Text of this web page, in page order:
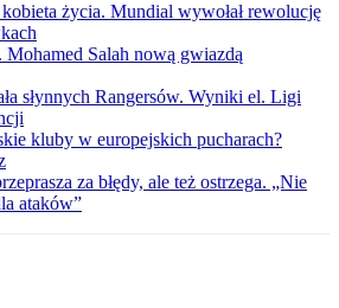
życia. Mundial wywołał rewolucję
Mohamed Salah nową gwiazdą
słynnych Rangersów. Wyniki el. Ligi
kluby w europejskich pucharach?
za błędy, ale też ostrzega. „Nie
ataków”